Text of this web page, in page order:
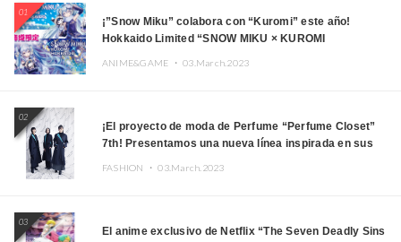
01
¡”Snow Miku” colabora con “Kuromi” este año!
Hokkaido Limited “SNOW MIKU × KUROMI
ANIME&GAME ・03.March.2023
02
¡El proyecto de moda de Perfume “Perfume Closet”
7th! Presentamos una nueva línea inspirada en sus
FASHION ・03.March.2023
03
El anime exclusivo de Netflix “The Seven Deadly Sins